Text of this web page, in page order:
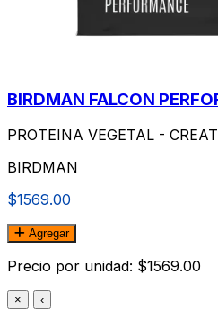
BIRDMAN FALCON
PROTEINA VEGETAL -
BIRDMAN
$1569.00
Agregar
Precio por unidad: $1569.00
× ‹